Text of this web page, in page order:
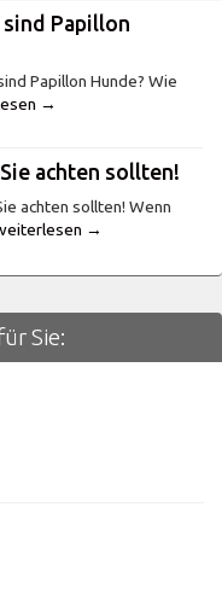
Papillon
Papillon Hunde? Wie
→
achten sollten!
achten sollten! Wenn
→
Sie: